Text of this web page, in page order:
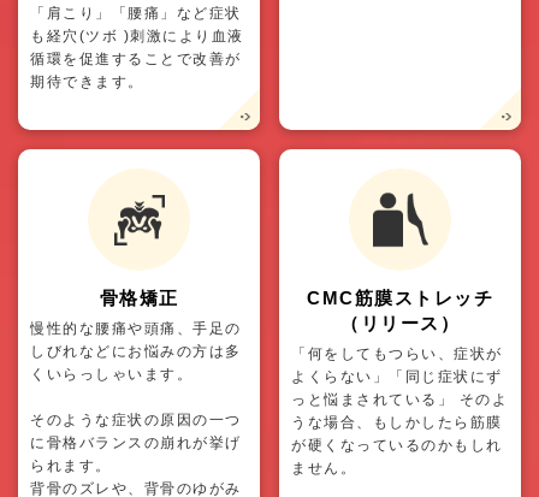
「肩こり」「腰痛」など症状
も経穴(ツボ )刺激により血液
循環を促進することで改善が
期待できます。
骨格矯正
慢性的な腰痛や頭痛、手足の
しびれなどにお悩みの方は多
くいらっしゃいます。
そのような症状の原因の一つ
に骨格バランスの崩れが挙げ
られます。
背骨のズレや、背骨のゆがみ
CMC筋膜ストレッチ
（リリース）
「何をしてもつらい、症状が
よくらない」「同じ症状にず
っと悩まされている」 そのよ
うな場合、もしかしたら筋膜
が硬くなっているのかもしれ
ません。